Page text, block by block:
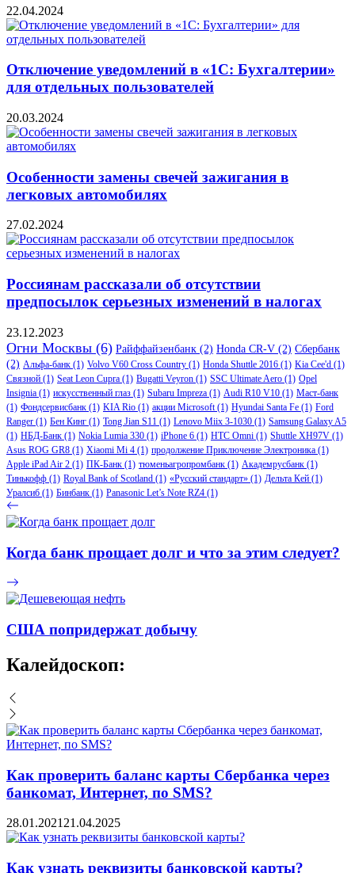
22.04.2024
Отключение уведомлений в «1С: Бухгалтерии»
для отдельных пользователей
20.03.2024
Особенности замены свечей зажигания в
легковых автомобилях
27.02.2024
Россиянам рассказали об отсутствии
предпосылок серьезных изменений в налогах
23.12.2023
Огни Москвы (6) Райффайзенбанк (2) Honda CR-V (2) Сбербанк
(2) Альфа-банк (1) Volvo V60 Cross Country (1) Honda Shuttle 2016 (1) Kia Cee'd (1)
Связной (1) Seat Leon Cupra (1) Bugatti Veyron (1) SSC Ultimate Aero (1) Opel
Insignia (1) искусственный глаз (1) Subaru Impreza (1) Audi R10 V10 (1) Маст-банк
(1) Фондсервисбанк (1) KIA Rio (1) акции Microsoft(1) Hyundai Santa Fe (1) Ford
Ranger (1) Бен Кинг (1) Tong Jian S11 (1) Lenovo Miix 3-1030 (1) Samsung Galaxy A5
(1) НБД-Банк (1) Nokia Lumia 330 (1) iPhone 6 (1) HTC Omni (1) Shuttle XH97V (1)
Asus ROG GR8 (1) Xiaomi Mi 4 (1) продолжение Приключение Электроника (1)
Apple iPad Air 2 (1) ПК-Банк (1) тюменьагропромбанк (1) Академрусбанк (1)
Тинькофф (1) Royal Bank of Scotland (1) «Русский стандарт» (1) Дельта Кей (1)
Уралсиб (1) Бинбанк (1) Panasonic Let’s Note RZ4 (1)
Когда банк прощает долг и что за этим следует?
США попридержат добычу
Калейдоскоп:
Как проверить баланс карты Сбербанка через
банкомат, Интернет, по SMS?
28.01.2021 21.04.2025
Как узнать реквизиты банковской карты?